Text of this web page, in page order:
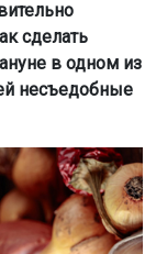
сделать
в одном из
несъедобные